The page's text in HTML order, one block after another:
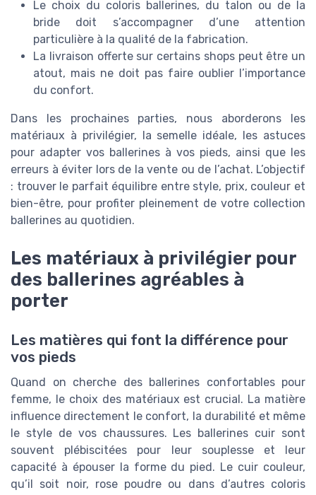
Le choix du coloris ballerines, du talon ou de la
bride doit s’accompagner d’une attention
particulière à la qualité de la fabrication.
La livraison offerte sur certains shops peut être un
atout, mais ne doit pas faire oublier l’importance
du confort.
Dans les prochaines parties, nous aborderons les
matériaux à privilégier, la semelle idéale, les astuces
pour adapter vos ballerines à vos pieds, ainsi que les
erreurs à éviter lors de la vente ou de l’achat. L’objectif
: trouver le parfait équilibre entre style, prix, couleur et
bien-être, pour profiter pleinement de votre collection
ballerines au quotidien.
Les matériaux à privilégier pour
des ballerines agréables à
porter
Les matières qui font la différence pour
vos pieds
Quand on cherche des ballerines confortables pour
femme, le choix des matériaux est crucial. La matière
influence directement le confort, la durabilité et même
le style de vos chaussures. Les ballerines cuir sont
souvent plébiscitées pour leur souplesse et leur
capacité à épouser la forme du pied. Le cuir couleur,
qu’il soit noir, rose poudre ou dans d’autres coloris